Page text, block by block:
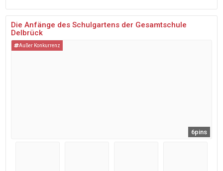
Die Anfänge des Schulgartens der Gesamtschule
Delbrück
Außer Konkurrenz
6pins